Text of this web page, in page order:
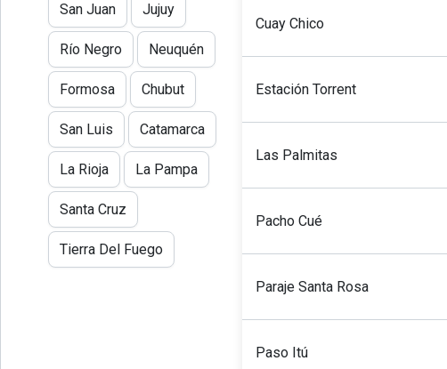
Cuay Chico
Estación Torrent
Las Palmitas
Pacho Cué
Paraje Santa Rosa
Paso Itú
San Juan Jujuy
Río Negro Neuquén
Formosa Chubut
San Luis Catamarca
La Rioja La Pampa
Santa Cruz
Tierra Del Fuego